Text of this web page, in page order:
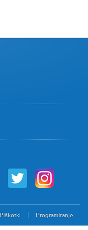
Piškotki Programiranje